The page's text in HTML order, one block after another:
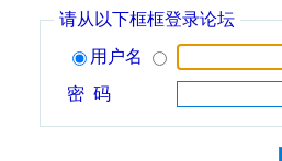
请从以下框框登录论坛
用户名
密 码